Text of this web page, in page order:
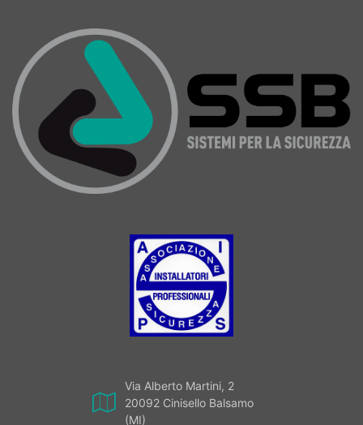
Via Alberto Martini, 2
20092 Cinisello Balsamo
(MI)